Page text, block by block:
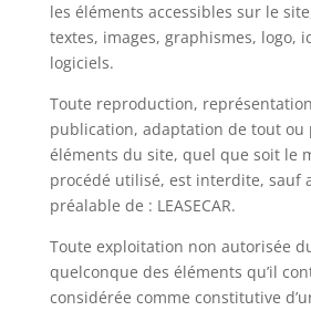
les éléments accessibles sur le
textes, images, graphismes, logo,
logiciels.
Toute reproduction,
publication, adaptation de tout ou
éléments du site, quel que soit le
procédé utilisé, est interdite, sauf
préalable de : LEASECAR.
Toute exploitation non autorisée
quelconque des éléments qu’il
considérée comme constitutive